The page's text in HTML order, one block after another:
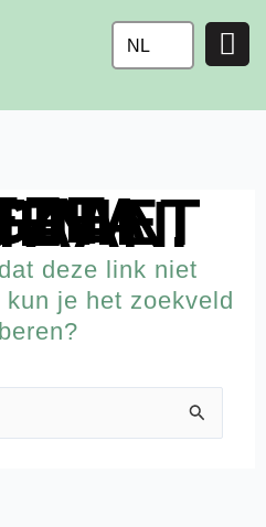
NL
NIET TE BESTAAN.
deze link niet
je het zoekveld